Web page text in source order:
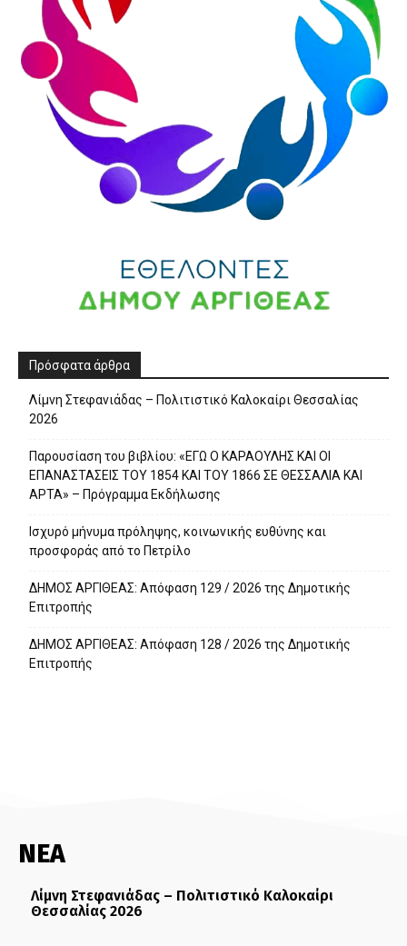
Πρόσφατα άρθρα
Λίμνη Στεφανιάδας – Πολιτιστικό Καλοκαίρι Θεσσαλίας
2026
Παρουσίαση του βιβλίου: «ΕΓΩ Ο ΚΑΡΑΟΥΛΗΣ ΚΑΙ ΟΙ
ΕΠΑΝΑΣΤΑΣΕΙΣ ΤΟΥ 1854 ΚΑΙ ΤΟΥ 1866 ΣΕ ΘΕΣΣΑΛΙΑ ΚΑΙ
ΑΡΤΑ» – Πρόγραμμα Εκδήλωσης
Ισχυρό μήνυμα πρόληψης, κοινωνικής ευθύνης και
προσφοράς από το Πετρίλο
ΔΗΜΟΣ ΑΡΓΙΘΕΑΣ: Απόφαση 129 / 2026 της Δημοτικής
Επιτροπής
ΔΗΜΟΣ ΑΡΓΙΘΕΑΣ: Απόφαση 128 / 2026 της Δημοτικής
Επιτροπής
ΝΕΑ
Λίμνη Στεφανιάδας – Πολιτιστικό Καλοκαίρι
Θεσσαλίας 2026